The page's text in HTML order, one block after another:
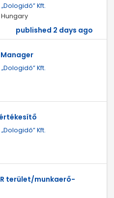
Kft.
published 2 days ago
Kft.
Kft.
terület/munkaerő-